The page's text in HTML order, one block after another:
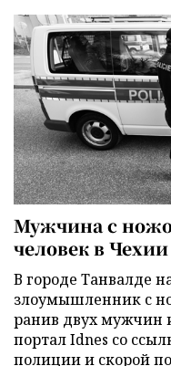
Мужчина с
человек в Чехии
В городе Танвалде
злоумышленник с
ранив двух мужчин
портал Idnes со
полиции и скорой